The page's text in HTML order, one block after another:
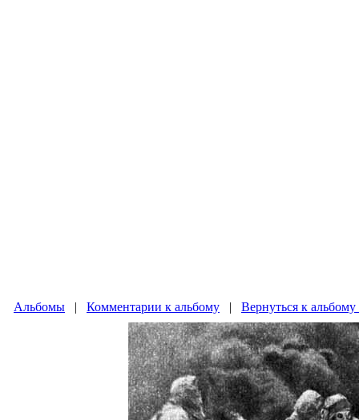
Альбомы | Комментарии к альбому | Вернуться к